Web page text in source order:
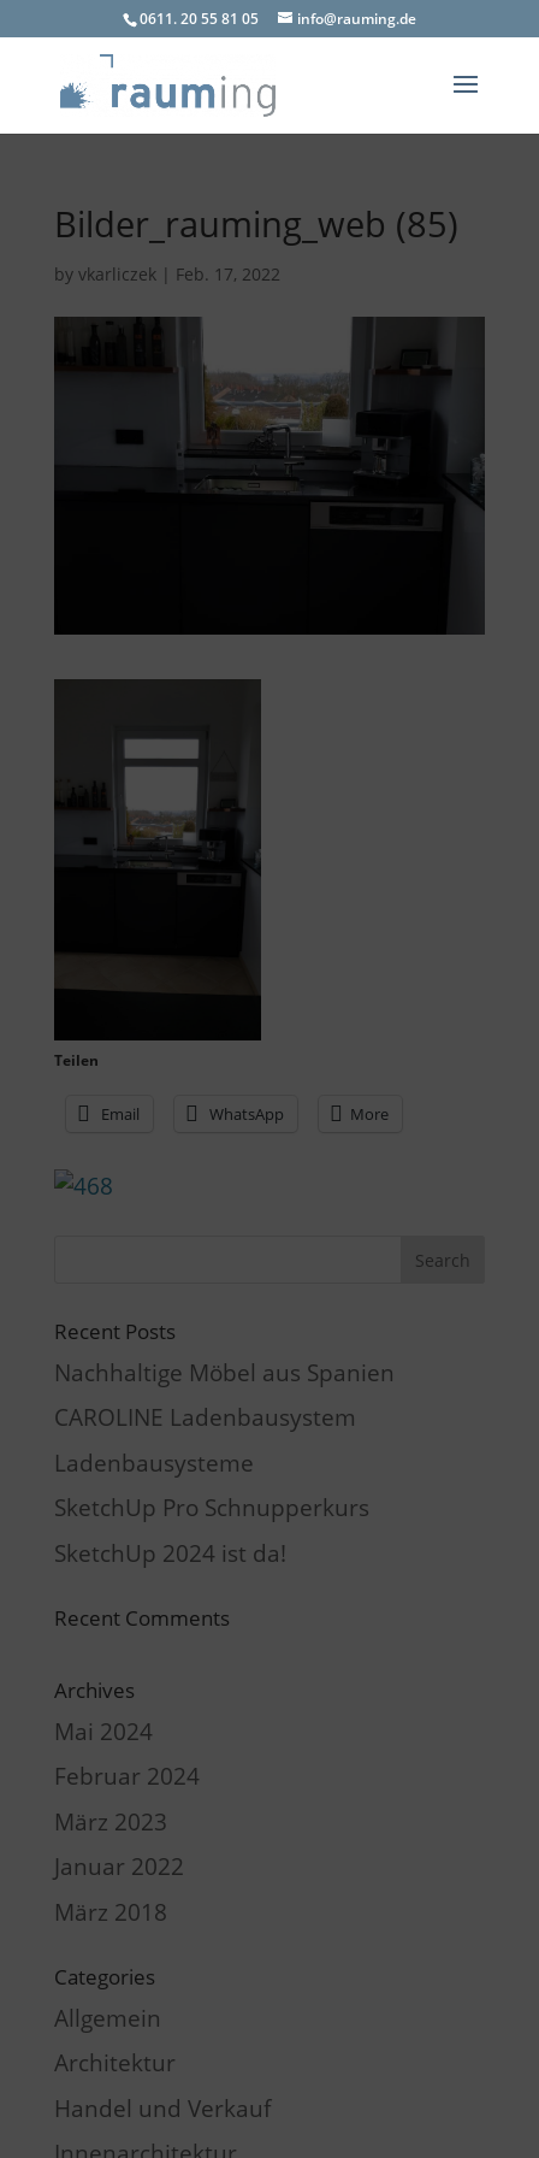
0611. 20 55 81 05 info@rauming.de
Bilder_rauming_web (85)
by vkarliczek| Feb. 17, 2022
Teilen
Email WhatsApp More
Recent Posts
Nachhaltige Möbel aus Spanien
CAROLINE Ladenbausystem
Ladenbausysteme
SketchUp Pro Schnupperkurs
SketchUp 2024 ist da!
Recent Comments
Archives
Mai 2024
Februar 2024
März 2023
Januar 2022
März 2018
Categories
Allgemein
Architektur
Handel und Verkauf